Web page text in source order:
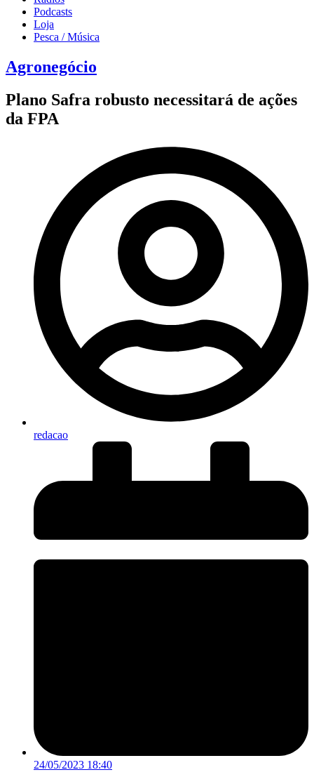
Podcasts
Loja
Pesca / Música
Agronegócio
Plano Safra robusto necessitará de ações
da FPA
redacao
24/05/2023 18:40